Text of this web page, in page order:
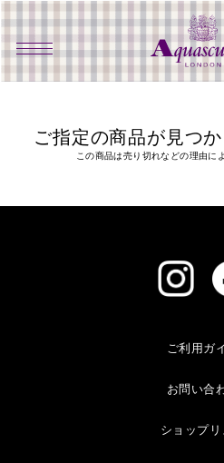
ご指定の商品が見つ
この商品は売り切れなどの理由に
ご利用ガ
お問い合
ショップリ